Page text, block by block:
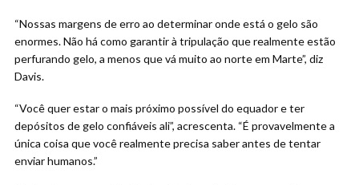
“Nossas margens de erro ao determinar onde está o gelo são
enormes. Não há como garantir à tripulação que realmente estão
perfurando gelo, a menos que vá muito ao norte em Marte”, diz
Davis.
“Você quer estar o mais próximo possível do equador e ter
depósitos de gelo confiáveis ali”, acrescenta. “É provavelmente a
única coisa que você realmente precisa saber antes de tentar
enviar humanos.”